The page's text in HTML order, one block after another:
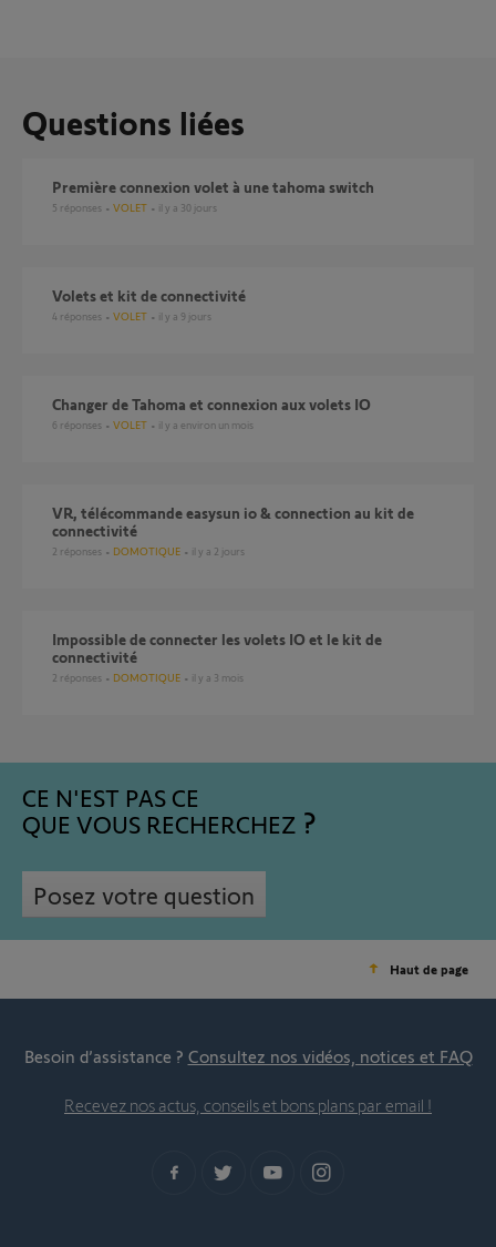
Questions liées
Première connexion volet à une tahoma switch
5 réponses VOLET il y a 30 jours
Volets et kit de connectivité
4 réponses VOLET il y a 9 jours
Changer de Tahoma et connexion aux volets IO
6 réponses VOLET il y a environ un mois
VR, télécommande easysun io & connection au kit de
connectivité
2 réponses DOMOTIQUE il y a 2 jours
Impossible de connecter les volets IO et le kit de
connectivité
2 réponses DOMOTIQUE il y a 3 mois
CE N'EST PAS CE
QUE VOUS RECHERCHEZ
Posez votre question
Haut de page
Besoin d’assistance ? Consultez nos vidéos, notices et FAQ
Recevez nos actus, conseils et bons plans par email !